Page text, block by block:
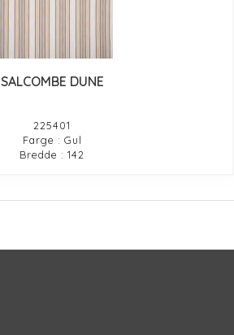
SALCOMBE DUNE
225401
Farge : Gul
Bredde : 142